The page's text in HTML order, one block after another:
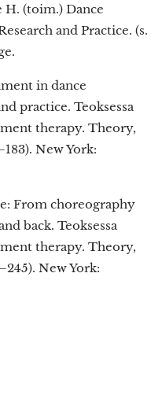
H. (toim.) Dance
and Practice. (s.
in dance
practice. Teoksessa
therapy. Theory,
New York:
From choreography
back. Teoksessa
therapy. Theory,
New York: